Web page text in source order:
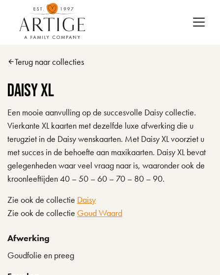
Skip to main content
arrow_backTerug naar collecties
Daisy XL
Een mooie aanvulling op de succesvolle Daisy collectie.
Vierkante XL kaarten met dezelfde luxe afwerking die u
terugziet in de Daisy wenskaarten. Met Daisy XL voorziet u
met succes in de behoefte aan maxikaarten. Daisy XL bevat
gelegenheden waar veel vraag naar is, waaronder ook de
kroonleeftijden 40 – 50 – 60 – 70 – 80 – 90.
Zie ook de collectie Daisy
Zie ook de collectie Goud Waard
Afwerking
Goudfolie en preeg